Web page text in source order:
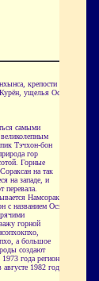
крепости
ущелья Осэк
самыми
Тэчхон-бон
гор
Горные
на так
на западе, и
перевала.
Намсорак
с названием Осэк,
горной
а большое
создают
года регион
1982 года